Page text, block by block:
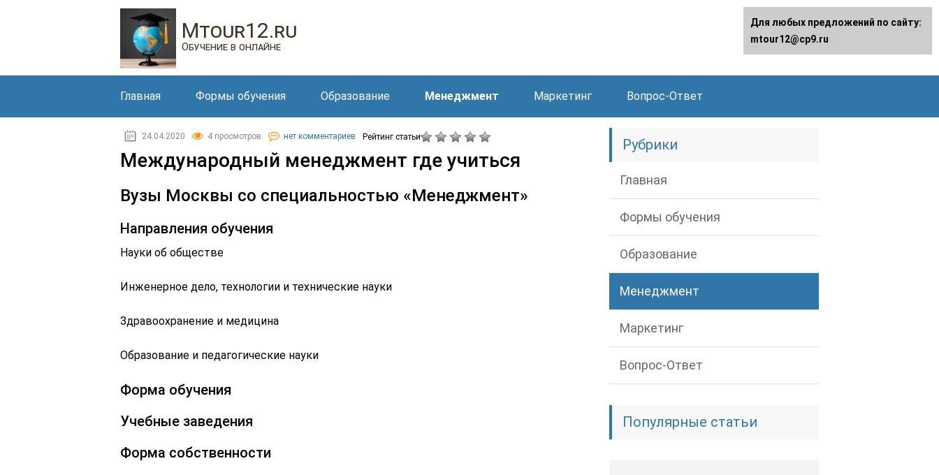
Mtour12.ru
Обучение в онлайне
Главная Формы обучения Образование Менеджмент Маркетинг Вопрос-Ответ
24.04.2020 4 просмотров нет комментариев Рейтинг статьи
Международный менеджмент где учиться
Вузы Москвы со специальностью «Менеджмент»
Направления обучения
Науки об обществе
Инженерное дело, технологии и технические науки
Здравоохранение и медицина
Образование и педагогические науки
Форма обучения
Учебные заведения
Форма собственности
Рубрики
Главная
Формы обучения
Образование
Менеджмент
Маркетинг
Вопрос-Ответ
Популярные статьи
Для любых предложений по сайту:
mtour12@cp9.ru